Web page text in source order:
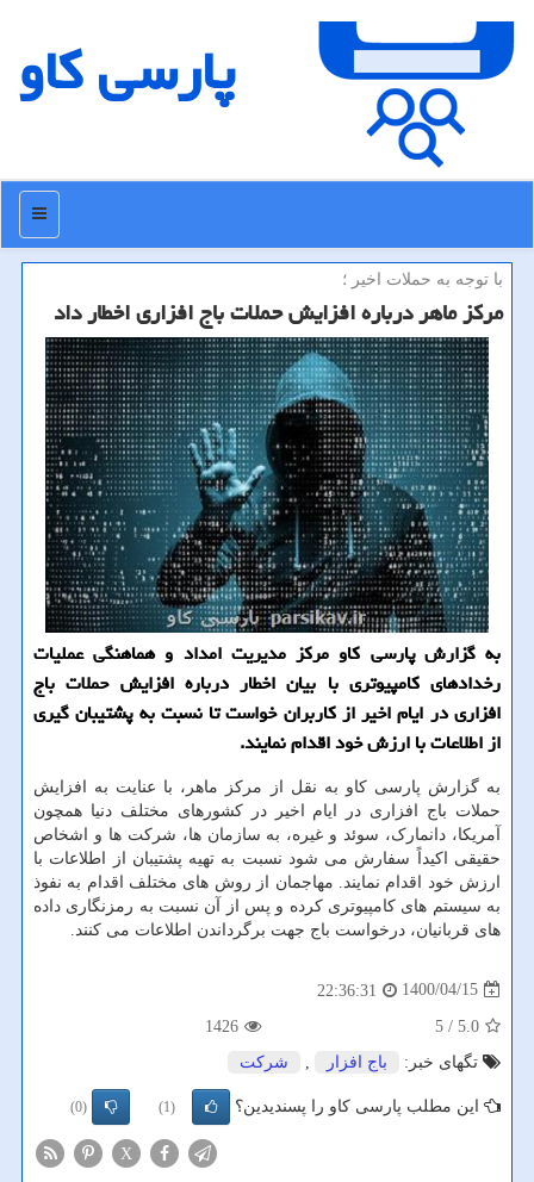
پارسی كاو
منو
با توجه به حملات اخیر ؛
مركز ماهر درباره افزایش حملات باج افزاری اخطار داد
به گزارش پارسی کاو مرکز مدیریت امداد و هماهنگی عملیات
رخدادهای کامپیوتری با بیان اخطار درباره افزایش حملات باج
افزاری در ایام اخیر از کاربران خواست تا نسبت به پشتیبان گیری
از اطلاعات با ارزش خود اقدام نمایند.
به گزارش پارسی کاو به نقل از مرکز ماهر، با عنایت به افزایش
حملات ‫باج افزاری در ایام اخیر در کشورهای مختلف دنیا همچون
آمریکا، دانمارک، سوئد و غیره، به سازمان ها، شرکت ها و اشخاص
حقیقی اکیداً سفارش می شود نسبت به تهیه پشتیبان از اطلاعات با
ارزش خود اقدام نمایند. مهاجمان از روش های مختلف اقدام به نفوذ
به سیستم های کامپیوتری کرده و پس از آن نسبت به رمزنگاری داده
های قربانیان، درخواست باج جهت برگرداندن اطلاعات می کنند.
1400/04/15
22:36:31
5.0
/ 5
1426
تگهای خبر:
باج افزار , شركت
این مطلب پارسی کاو را پسندیدین؟ (1)
(0)
X